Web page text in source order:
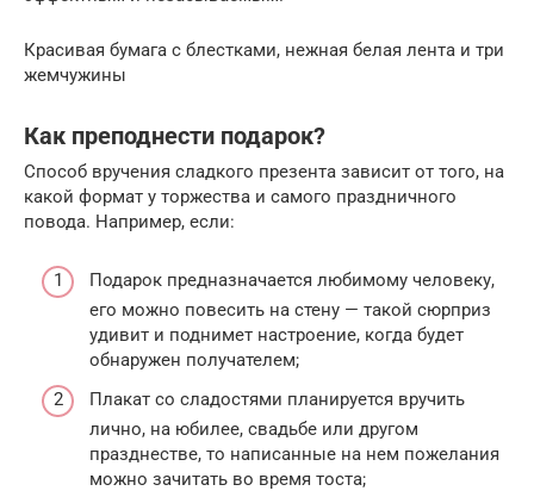
Красивая бумага с блестками, нежная белая лента и три
жемчужины
Как преподнести подарок?
Способ вручения сладкого презента зависит от того, на
какой формат у торжества и самого праздничного
повода. Например, если:
Подарок предназначается любимому человеку,
его можно повесить на стену — такой сюрприз
удивит и поднимет настроение, когда будет
обнаружен получателем;
Плакат со сладостями планируется вручить
лично, на юбилее, свадьбе или другом
празднестве, то написанные на нем пожелания
можно зачитать во время тоста;